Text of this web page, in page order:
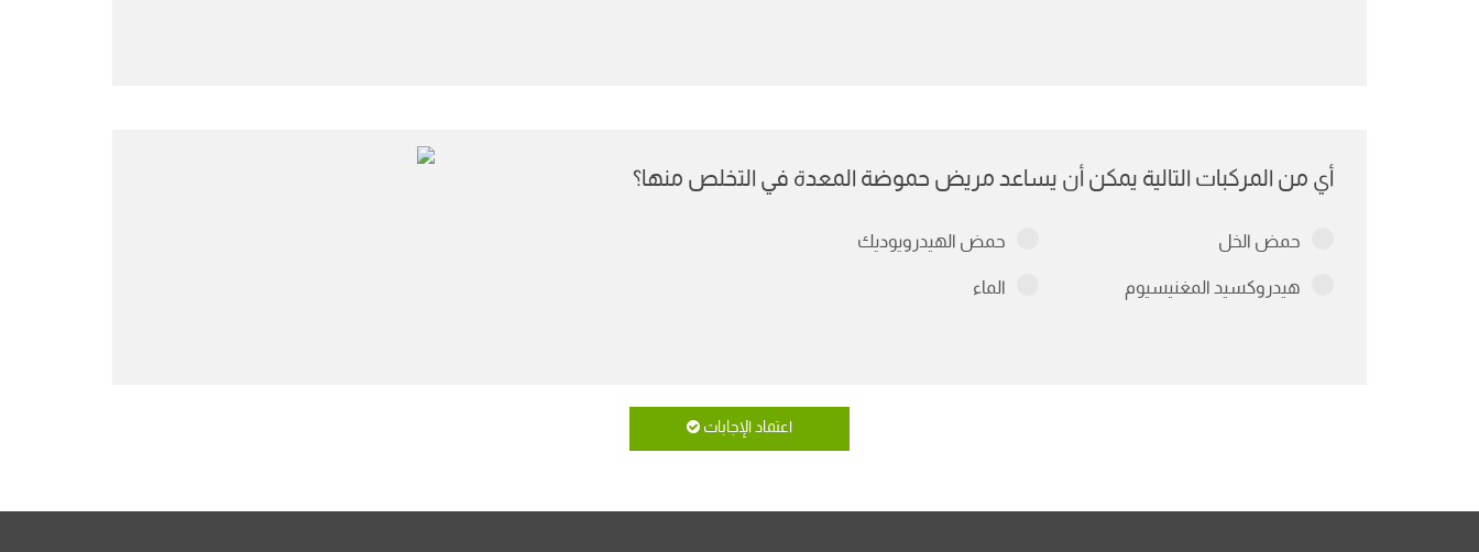
أي من المركبات التالية يمكن أن يساعد مريض حموضة المعدة في التخلص منها؟
حمض الخل حمض الهيدرويوديك
هيدروكسيد المغنيسيوم الماء
اعتماد الإجابات